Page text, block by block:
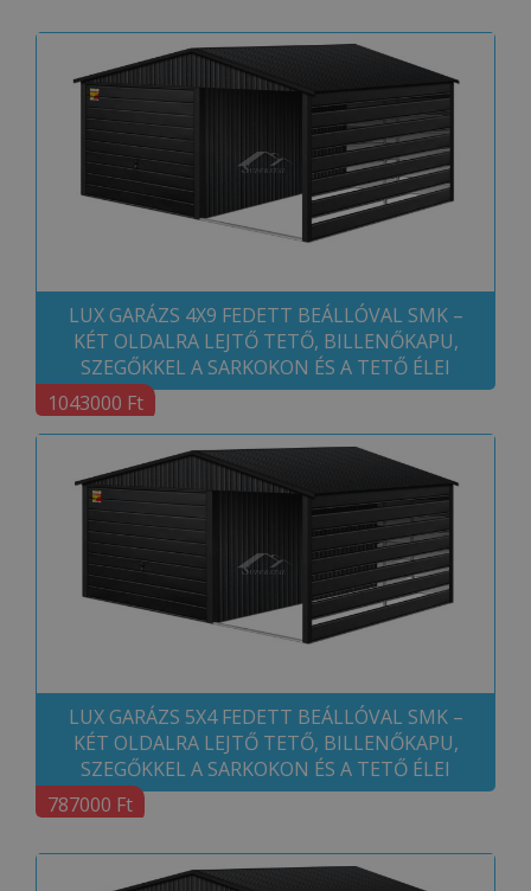
LUX GARÁZS 4X9 FEDETT BEÁLLÓVAL SMK –
KÉT OLDALRA LEJTŐ TETŐ, BILLENŐKAPU,
SZEGŐKKEL A SARKOKON ÉS A TETŐ ÉLEI
1043000 Ft
LUX GARÁZS 5X4 FEDETT BEÁLLÓVAL SMK –
KÉT OLDALRA LEJTŐ TETŐ, BILLENŐKAPU,
SZEGŐKKEL A SARKOKON ÉS A TETŐ ÉLEI
787000 Ft